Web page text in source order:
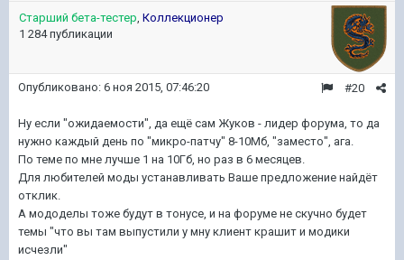
Старший бета-тестер, Коллекционер
1 284 публикации
#20
Опубликовано: 6 ноя 2015, 07:46:20
Ну если "ожидаемости", да ещё сам Жуков - лидер форума, то да
нужно каждый день по "микро-патчу" 8-10Мб, "заместо", ага.
По теме по мне лучше 1 на 10Гб, но раз в 6 месяцев.
Для любителей моды устанавливать Ваше предложение найдёт
отклик.
А мододелы тоже будут в тонусе, и на форуме не скучно будет
темы "что вы там выпустили у мну клиент крашит и модики
исчезли"